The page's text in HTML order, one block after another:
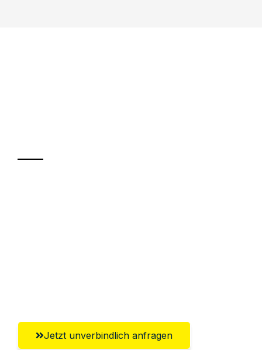
Jetzt unverbindlich anfragen